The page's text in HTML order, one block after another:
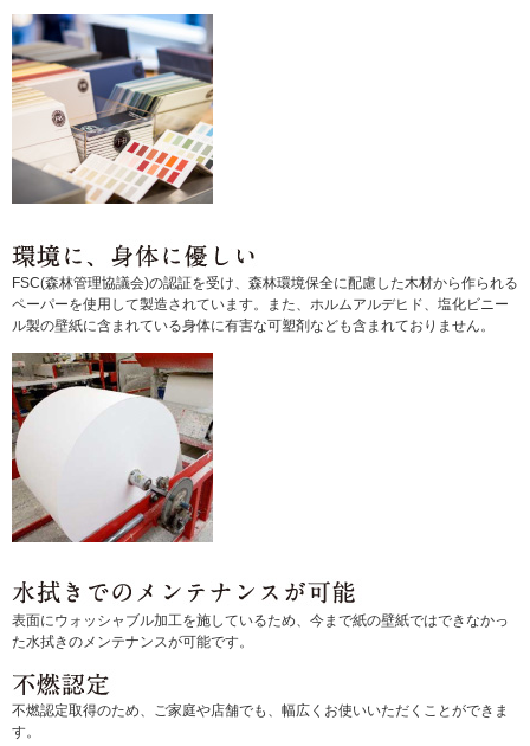
FSC(森林管理協議会)の認証を受け、森林環境保全に配慮した木材から作られる
ペーパーを使用して製造されています。また、ホルムアルデヒド、塩化ビニー
ル製の壁紙に含まれている身体に有害な可塑剤なども含まれておりません。
表面にウォッシャブル加工を施しているため、今まで紙の壁紙ではできなかっ
た水拭きのメンテナンスが可能です。
不燃認定取得のため、ご家庭や店舗でも、幅広くお使いいただくことができま
す。